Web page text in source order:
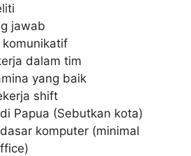
jawab
komunikatif
dalam tim
yang baik
shift
Papua (Sebutkan kota)
komputer (minimal